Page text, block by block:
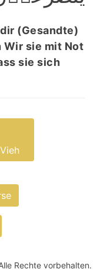
(Gesandte)
Wir sie mit Not
sie sich
Rechte vorbehalten.